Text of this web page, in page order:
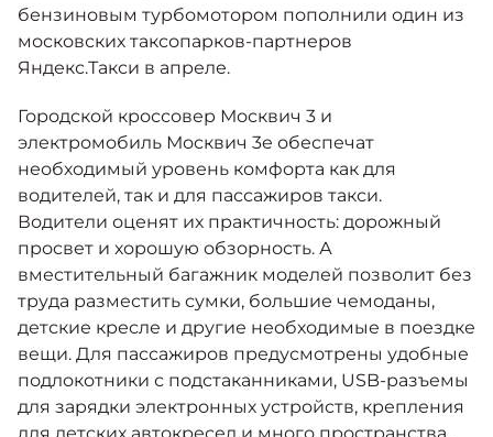
бензиновым турбомотором пополнили один из
московских таксопарков-партнеров
Яндекс.Такси в апреле.
Городской кроссовер Москвич 3 и
электромобиль Москвич 3е обеспечат
необходимый уровень комфорта как для
водителей, так и для пассажиров такси.
Водители оценят их практичность: дорожный
просвет и хорошую обзорность. А
вместительный багажник моделей позволит без
труда разместить сумки, большие чемоданы,
детские кресле и другие необходимые в поездке
вещи. Для пассажиров предусмотрены удобные
подлокотники с подстаканниками, USB-разъемы
для зарядки электронных устройств, крепления